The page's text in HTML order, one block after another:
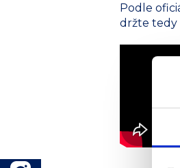
Podle
držte tedy